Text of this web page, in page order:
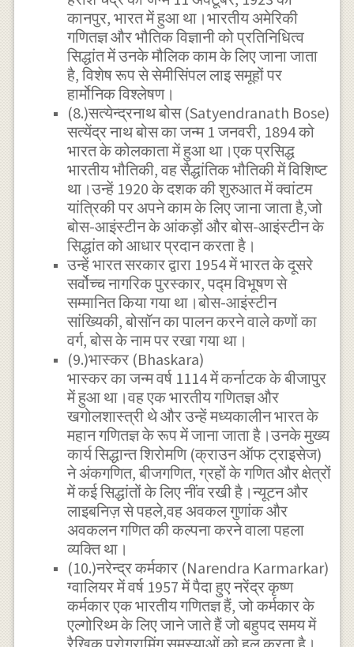
कानपुर, भारत में हुआ था।भारतीय अमेरिकी
गणितज्ञ और भौतिक विज्ञानी को प्रतिनिधित्व
सिद्धांत में उनके मौलिक काम के लिए जाना जाता
है, विशेष रूप से सेमीसिंपल लाइ समूहों पर
हार्मोनिक विश्लेषण।
(8.)सत्येन्द्रनाथ बोस (Satyendranath Bose)
सत्येंद्र नाथ बोस का जन्म 1 जनवरी, 1894 को
भारत के कोलकाता में हुआ था।एक प्रसिद्ध
भारतीय भौतिकी, वह सैद्धांतिक भौतिकी में विशिष्ट
था।उन्हें 1920 के दशक की शुरुआत में क्वांटम
यांत्रिकी पर अपने काम के लिए जाना जाता है,जो
बोस-आइंस्टीन के आंकड़ों और बोस-आइंस्टीन के
सिद्धांत को आधार प्रदान करता है।
उन्हें भारत सरकार द्वारा 1954 में भारत के दूसरे
सर्वोच्च नागरिक पुरस्कार, पद्म विभूषण से
सम्मानित किया गया था।बोस-आइंस्टीन
सांख्यिकी, बोसॉन का पालन करने वाले कणों का
वर्ग, बोस के नाम पर रखा गया था।
(9.)भास्कर (Bhaskara)
भास्कर का जन्म वर्ष 1114 में कर्नाटक के बीजापुर
में हुआ था।वह एक भारतीय गणितज्ञ और
खगोलशास्त्री थे और उन्हें मध्यकालीन भारत के
महान गणितज्ञ के रूप में जाना जाता है।उनके मुख्य
कार्य सिद्धान्त शिरोमणि (क्राउन ऑफ ट्राइसेज)
ने अंकगणित, बीजगणित, ग्रहों के गणित और क्षेत्रों
में कई सिद्धांतों के लिए नींव रखी है।न्यूटन और
लाइबनिज़ से पहले,वह अवकल गुणांक और
अवकलन गणित की कल्पना करने वाला पहला
व्यक्ति था।
(10.)नरेन्द्र कर्मकार (Narendra Karmarkar)
ग्वालियर में वर्ष 1957 में पैदा हुए नरेंद्र कृष्ण
कर्मकार एक भारतीय गणितज्ञ हैं, जो कर्मकार के
एल्गोरिथ्म के लिए जाने जाते हैं जो बहुपद समय में